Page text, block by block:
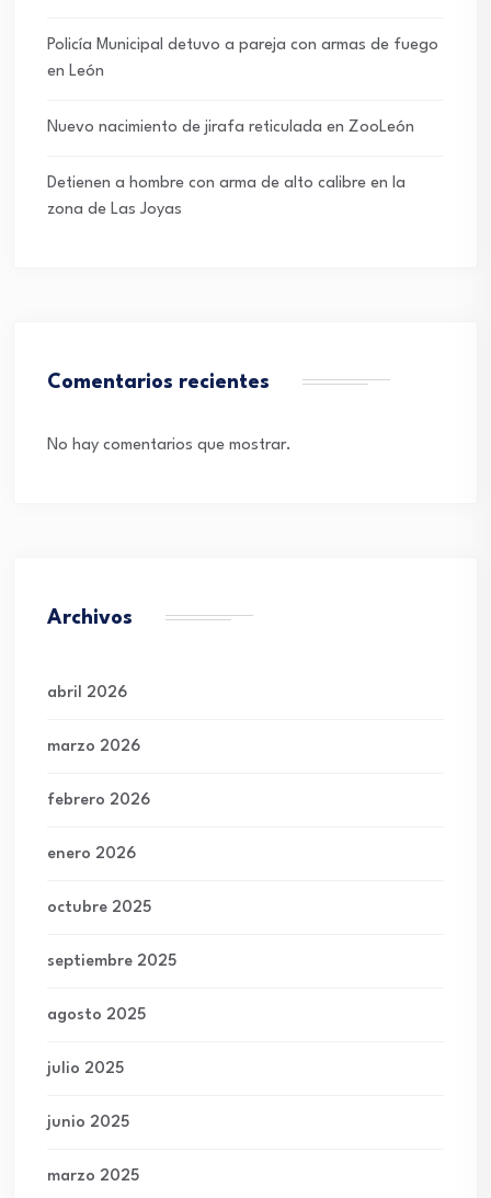
Policía Municipal detuvo a pareja con armas de fuego
en León
Nuevo nacimiento de jirafa reticulada en ZooLeón
Detienen a hombre con arma de alto calibre en la
zona de Las Joyas
Comentarios recientes
No hay comentarios que mostrar.
Archivos
abril 2026
marzo 2026
febrero 2026
enero 2026
octubre 2025
septiembre 2025
agosto 2025
julio 2025
junio 2025
marzo 2025